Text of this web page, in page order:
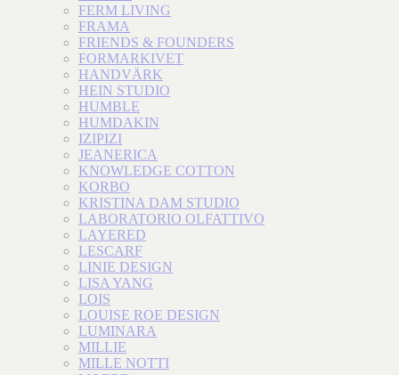
FERM LIVING
FRAMA
FRIENDS & FOUNDERS
FORMARKIVET
HANDVÄRK
HEIN STUDIO
HUMBLE
HUMDAKIN
IZIPIZI
JEANERICA
KNOWLEDGE COTTON
KORBO
KRISTINA DAM STUDIO
LABORATORIO OLFATTIVO
LAYERED
LESCARF
LINIE DESIGN
LISA YANG
LOIS
LOUISE ROE DESIGN
LUMINARA
MILLIE
MILLE NOTTI